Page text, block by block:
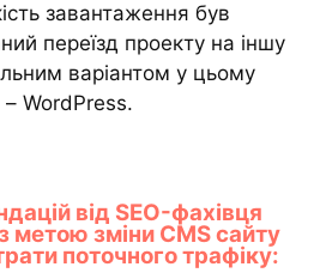
завантаження був
переїзд проекту на іншу
варіантом у цьому
WordPress.
від SEO-фахівця
метою зміни CMS сайту
поточного трафіку: